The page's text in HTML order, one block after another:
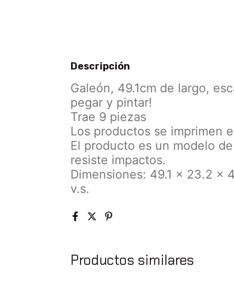
Descripción
Galeón, 49.1cm de largo,
pegar y pintar!
Trae 9 piezas
Los productos se imprimen
El producto es un modelo
resiste impactos.
Dimensiones: 49.1 × 23.2 ×
v.s.
Productos similares